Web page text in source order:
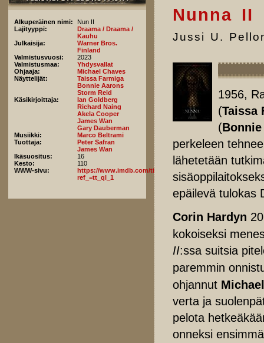
Alkuperäinen nimi:
Nun II
Lajityyppi:
Draama / Draama /
Kauhu
Julkaisija:
Warner Bros.
Finland
Valmistusvuosi:
2023
Valmistusmaa:
Yhdysvallat
Ohjaaja:
Michael Chaves
Näyttelijät:
Taissa Farmiga
Bonnie Aarons
Storm Reid
Käsikirjoittaja:
Ian Goldberg
Richard Naing
Akela Cooper
James Wan
Gary Dauberman
Musiikki:
Marco Beltrami
Tuottaja:
Peter Safran
James Wan
Ikäsuositus:
16
Kesto:
110
WWW-sivu:
https://www.imdb.com/title/tt10160976/fullcredits/?
ref_=tt_ql_1
Nunna II
Jussi U.
1956,
(Taissa
(
perkeleen
lähetetään
epäilevä tulokas
Corin Hardyn
kokoiseksi
II:ssa suitsia
paremmin
ohjannut
verta ja
pelota
onneksi